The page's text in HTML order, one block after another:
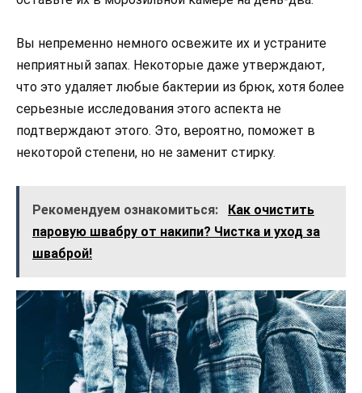
Вы непременно немного освежите их и устраните
неприятный запах. Некоторые даже утверждают,
что это удаляет любые бактерии из брюк, хотя более
серьезные исследования этого аспекта не
подтверждают этого. Это, вероятно, поможет в
некоторой степени, но не заменит стирку.
Рекомендуем ознакомиться:
Как очистить
паровую швабру от накипи? Чистка и уход за
шваброй!